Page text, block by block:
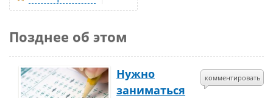
Позднее об этом
комментировать
Нужно
заниматься